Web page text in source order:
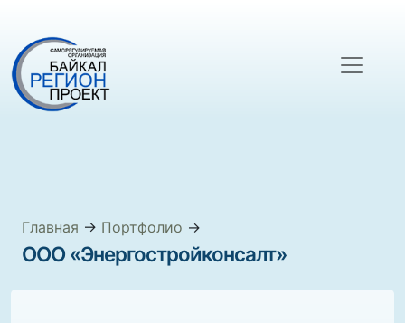
Главная → Портфолио →
ООО «Энергостройконсалт»